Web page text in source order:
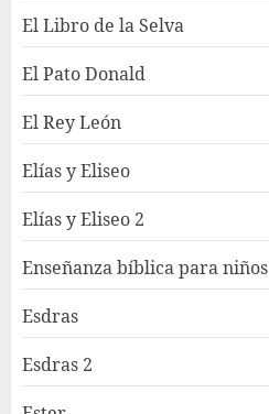
El Libro de la Selva
El Pato Donald
El Rey León
Elías y Eliseo
Elías y Eliseo 2
Enseñanza bíblica para niños
Esdras
Esdras 2